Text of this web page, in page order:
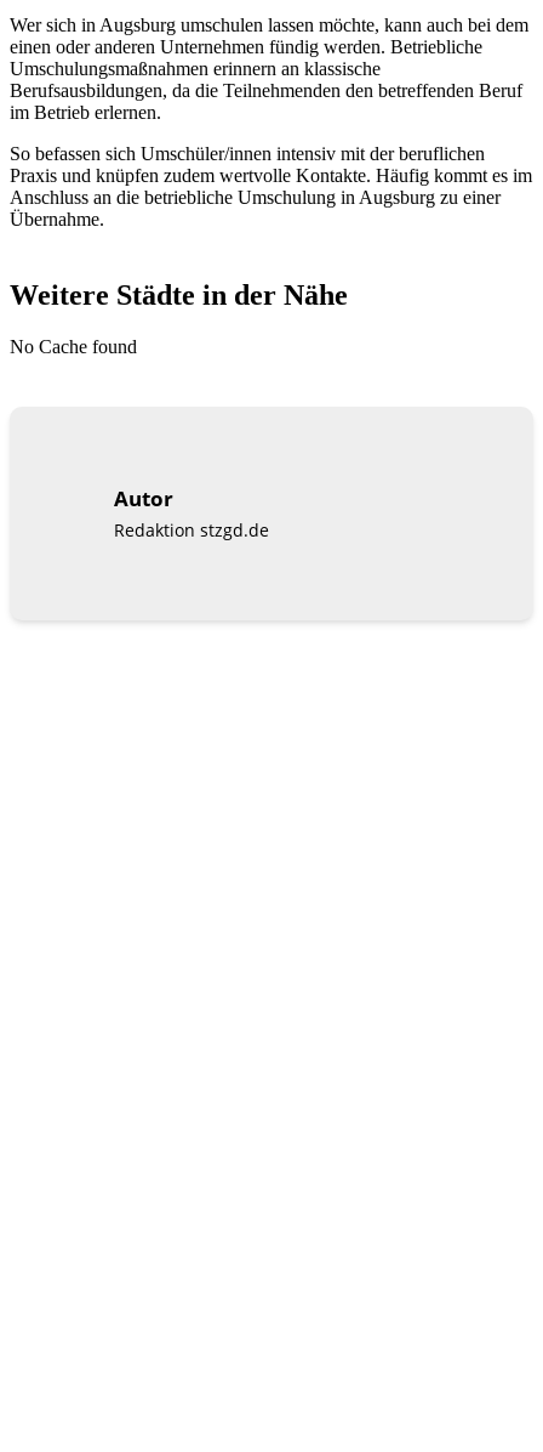
Wer sich in Augsburg umschulen lassen möchte, kann auch bei dem
einen oder anderen Unternehmen fündig werden. Betriebliche
Umschulungsmaßnahmen erinnern an klassische
Berufsausbildungen, da die Teilnehmenden den betreffenden Beruf
im Betrieb erlernen.
So befassen sich Umschüler/innen intensiv mit der beruflichen
Praxis und knüpfen zudem wertvolle Kontakte. Häufig kommt es im
Anschluss an die betriebliche Umschulung in Augsburg zu einer
Übernahme.
Weitere Städte in der Nähe
No Cache found
Autor
Redaktion stzgd.de